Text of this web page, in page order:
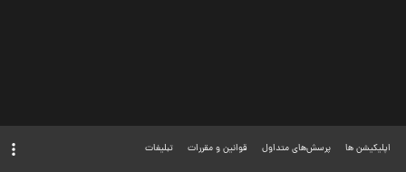
اپلیکیشن ها پرسش‌های متداول قوانین و مقررات تبلیغات